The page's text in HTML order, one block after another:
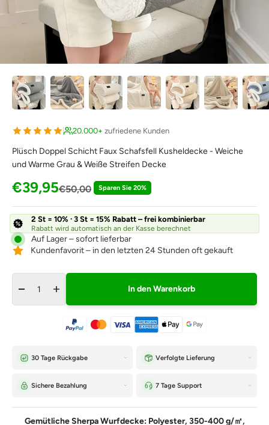
20.000+ zufriedene Kunden
Plüsch Doppel Schicht Faux Schafsfell Kusheldecke - Weiche
und Warme Grau & Weiße Streifen Decke
Angebot
€39,95Regulärer Preis
€50,00 Sparen Sie 20%
2 St = 10% · 3 St = 15% Rabatt – frei kombinierbar
Rabatt wird automatisch an der Kasse berechnet
Auf Lager – sofort lieferbar
Kundenfavorit – in den letzten 24 Stunden oft gekauft
In den Warenkorb
30 Tage Rückgabe Verfolgte Lieferung
Sichere Bezahlung 7 Tage Support
Gemütliche Sherpa Wurfdecke: Polyester, 350-400 g/㎡,